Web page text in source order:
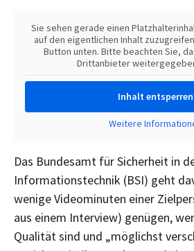
Sie sehen gerade einen
auf den eigentlichen Inhalt
Button unten. Bitte beachten Sie,
Drittanbieter
Inhalt entsperren
Weitere
Das Bundesamt für Sicherheit in
Informationstechnik (BSI) geht
wenige Videominuten einer
aus einem Interview) genügen,
Qualität sind und „möglichst